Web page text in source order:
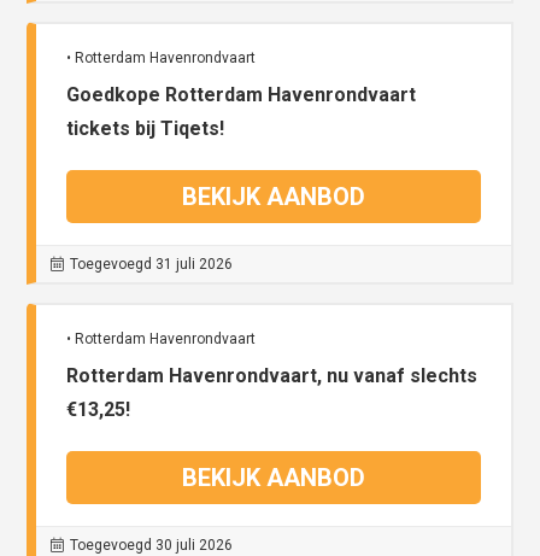
• Rotterdam Havenrondvaart
Goedkope Rotterdam Havenrondvaart
tickets bij Tiqets!
BEKIJK AANBOD
Toegevoegd 31 juli 2026
• Rotterdam Havenrondvaart
Rotterdam Havenrondvaart, nu vanaf slechts
€13,25!
BEKIJK AANBOD
Toegevoegd 30 juli 2026